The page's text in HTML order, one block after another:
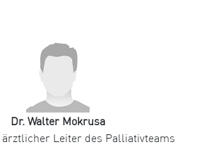
Dr. Walter Mokrusa
Leiter des Palliativteams